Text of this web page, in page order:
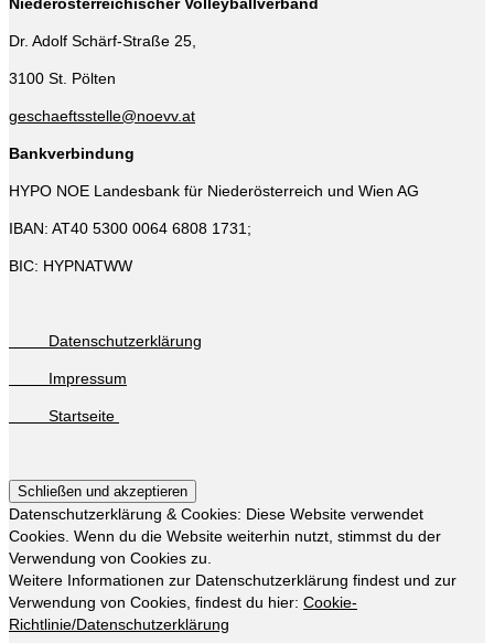
Dr. Adolf Schärf-Straße 25,
3100 St. Pölten
geschaeftsstelle@noevv.at
Bankverbindung
HYPO NOE Landesbank für Niederösterreich und Wien AG
IBAN: AT40 5300 0064 6808 1731;
BIC: HYPNATWW
Datenschutzerklärung
Impressum
Startseite
Datenschutzerklärung & Cookies: Diese Website verwendet
Cookies. Wenn du die Website weiterhin nutzt, stimmst du der
Verwendung von Cookies zu.
Weitere Informationen zur Datenschutzerklärung findest und zur
Verwendung von Cookies, findest du hier: Cookie-
Richtlinie/Datenschutzerklärung